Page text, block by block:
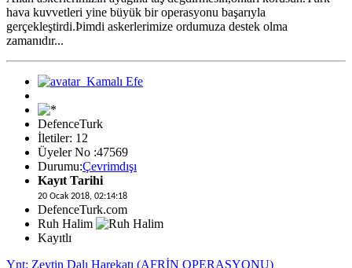
hava kuvvetleri yine büyük bir operasyonu başarıyla
gerçekleştirdi.Þimdi askerlerimize ordumuza destek olma
zamanıdır...
DefenceTurk
İletiler: 12
Üyeler No :47569
Durumu:Çevrimdışı
Kayıt Tarihi
20 Ocak 2018, 02:14:18
DefenceTurk.com
Ruh Halim
Kayıtlı
Ynt: Zeytin Dalı Harekatı (AFRİN OPERASYONU)